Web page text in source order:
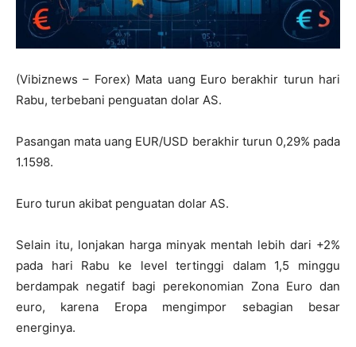
(Vibiznews – Forex) Mata uang Euro berakhir turun hari
Rabu, terbebani penguatan dolar AS.
Pasangan mata uang EUR/USD berakhir turun 0,29% pada
1.1598.
Euro turun akibat penguatan dolar AS.
Selain itu, lonjakan harga minyak mentah lebih dari +2%
pada hari Rabu ke level tertinggi dalam 1,5 minggu
berdampak negatif bagi perekonomian Zona Euro dan
euro, karena Eropa mengimpor sebagian besar
energinya.